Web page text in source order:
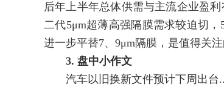
后年上半年总体供需与主流企业盈
二代5μm超薄高强隔膜需求较迫切
进一步平替7、9μm隔膜，是值得关
3. 盘中小作文
汽车以旧换新文件预计下周出台